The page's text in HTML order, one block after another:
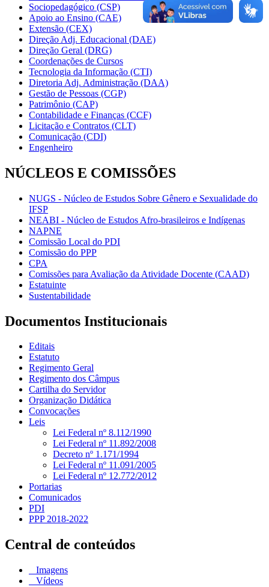
Sociopedagógico (CSP)
Apoio ao Ensino (CAE)
Extensão (CEX)
Direção Adj. Educacional (DAE)
Direção Geral (DRG)
Coordenações de Cursos
Tecnologia da Informação (CTI)
Diretoria Adj. Administração (DAA)
Gestão de Pessoas (CGP)
Patrimônio (CAP)
Contabilidade e Finanças (CCF)
Licitação e Contratos (CLT)
Comunicação (CDI)
Engenheiro
NÚCLEOS E COMISSÕES
NUGS - Núcleo de Estudos Sobre Gênero e Sexualidade do
IFSP
NEABI - Núcleo de Estudos Afro-brasileiros e Indígenas
NAPNE
Comissão Local do PDI
Comissão do PPP
CPA
Comissões para Avaliação da Atividade Docente (CAAD)
Estatuinte
Sustentabilidade
Documentos Institucionais
Editais
Estatuto
Regimento Geral
Regimento dos Câmpus
Cartilha do Servidor
Organização Didática
Convocações
Leis
Lei Federal nº 8.112/1990
Lei Federal nº 11.892/2008
Decreto nº 1.171/1994
Lei Federal nº 11.091/2005
Lei Federal nº 12.772/2012
Portarias
Comunicados
PDI
PPP 2018-2022
Central de conteúdos
Imagens
Vídeos